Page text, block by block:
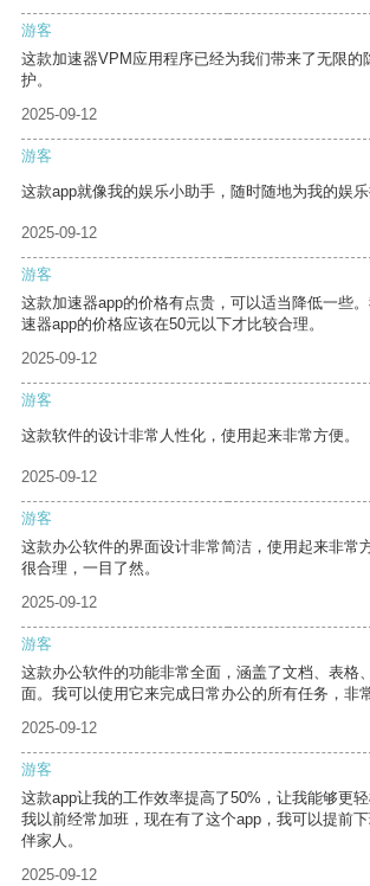
游客
这款加速器VPM应用程序已经为我们带来了无限的
护。
2025-09-12
游客
这款app就像我的娱乐小助手，随时随地为我的娱乐
2025-09-12
游客
这款加速器app的价格有点贵，可以适当降低一些
速器app的价格应该在50元以下才比较合理。
2025-09-12
游客
这款软件的设计非常人性化，使用起来非常方便。
2025-09-12
游客
这款办公软件的界面设计非常简洁，使用起来非常
很合理，一目了然。
2025-09-12
游客
这款办公软件的功能非常全面，涵盖了文档、表格
面。我可以使用它来完成日常办公的所有任务，非
2025-09-12
游客
这款app让我的工作效率提高了50%，让我能够更轻
我以前经常加班，现在有了这个app，我可以提前
伴家人。
2025-09-12